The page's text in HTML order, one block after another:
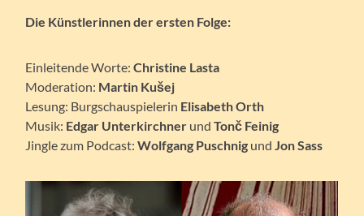
Die Künstlerinnen der ersten Folge:
Einleitende Worte:Christine Lasta
Moderation: Martin Kušej
Lesung: Burgschauspielerin Elisabeth Orth
Musik: Edgar Unterkirchner undTonč Feinig
Jingle zum Podcast:Wolfgang Puschnig undJon Sass